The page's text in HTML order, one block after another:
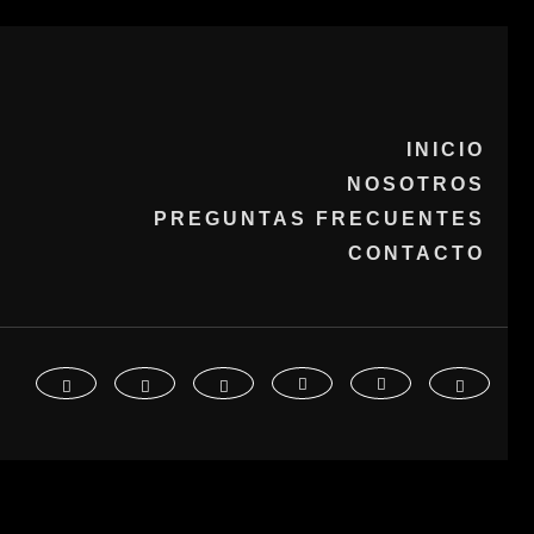
INICIO
NOSOTROS
PREGUNTAS FRECUENTES
CONTACTO